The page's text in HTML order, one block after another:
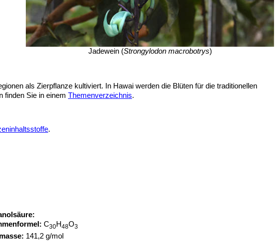
Jadewein (Strongylodon macrobotrys)
als Zierpflanze kultiviert. In Hawai werden die Blüten für die traditionellen
finden Sie in einem Themenverzeichnis.
.
C30H48O3
141,2 g/mol